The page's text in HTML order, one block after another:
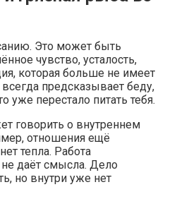
Это может быть
чувство, усталость,
которая больше не имеет
предсказывает беду,
уже перестало питать тебя.
говорить о внутреннем
отношения ещё
тепла. Работа
даёт смысла. Дело
но внутри уже нет